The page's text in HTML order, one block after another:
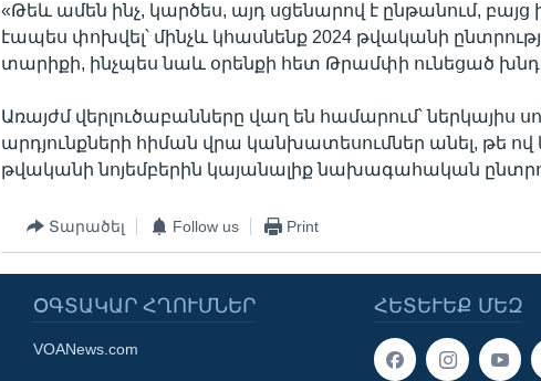
«Թեև ամեն ինչ, կարծես, այդ սցենարով է ընթանում,
էապես փոխվել՝ մինչև կհասնենք 2024 թվականի
տարիքի, ինչպես նաև օրենքի հետ Թրամփի ունեցած
Առայժմ վերլուծաբանները վաղ են համարում՝ ներկայիս
արդյունքների հիման վրա կանխատեսումներ անել, թե ով
թվականի նոյեմբերին կայանալիք նախագահական
Տարածել Follow us Print
ՀԵՏԵՒԵՔ ՄԵԶ
ՕԳՏԱԿԱՐ ՀՂՈՒՄՆԵՐ
VOANews.com